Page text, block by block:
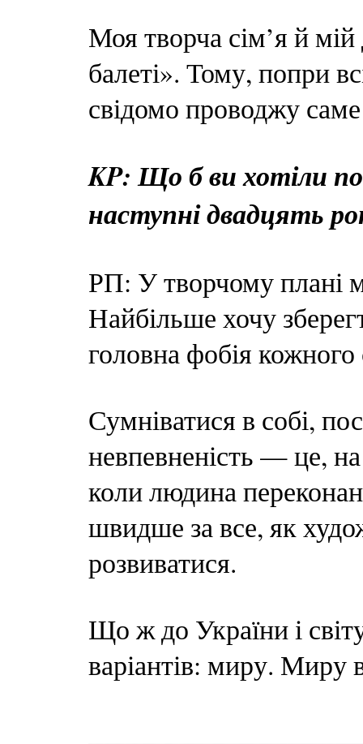
Моя творча сім’я й
балеті». Тому, попри
свідомо проводжу
KP: Що б ви хотіли
наступні двадцять
РП: У творчому плані
Найбільше хочу
головна фобія
Сумніватися в собі,
невпевненість — це,
коли людина
швидше за все, як
розвиватися.
Що ж до України і
варіантів: миру. Миру